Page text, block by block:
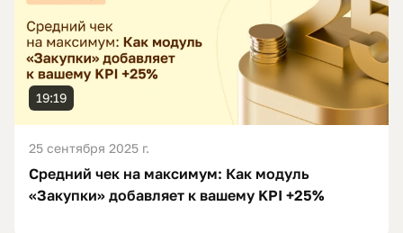
19:19
25 сентября 2025 г.
Средний чек на максимум: Как модуль
«Закупки» добавляет к вашему KPI +25%